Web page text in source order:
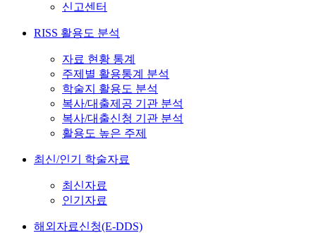
신고센터
RISS 활용도 분석
자료 현황 통계
주제별 활용통계 분석
학술지 활용도 분석
복사/대출제공 기관 분석
복사/대출신청 기관 분석
활용도 높은 주제
최신/인기 학술자료
최신자료
인기자료
해외자료신청(E-DDS)